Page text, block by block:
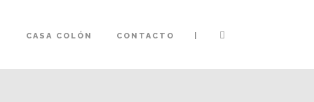
CASA COLÓN CONTACTO |